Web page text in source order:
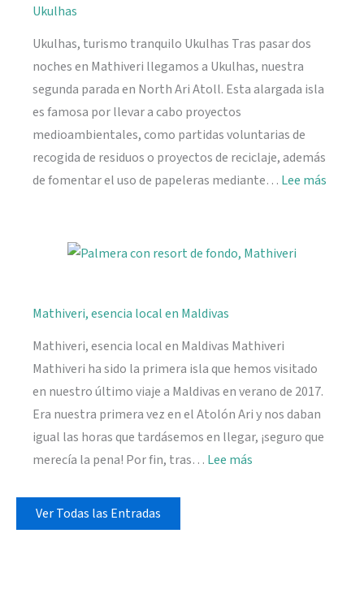
Ukulhas
Ukulhas, turismo tranquilo Ukulhas Tras pasar dos
noches en Mathiveri llegamos a Ukulhas, nuestra
segunda parada en North Ari Atoll. Esta alargada isla
es famosa por llevar a cabo proyectos
medioambientales, como partidas voluntarias de
recogida de residuos o proyectos de reciclaje, además
de fomentar el uso de papeleras mediante… Lee más
Mathiveri, esencia local en Maldivas
Mathiveri, esencia local en Maldivas Mathiveri
Mathiveri ha sido la primera isla que hemos visitado
en nuestro último viaje a Maldivas en verano de 2017.
Era nuestra primera vez en el Atolón Ari y nos daban
igual las horas que tardásemos en llegar, ¡seguro que
merecía la pena! Por fin, tras… Lee más
Ver Todas las Entradas